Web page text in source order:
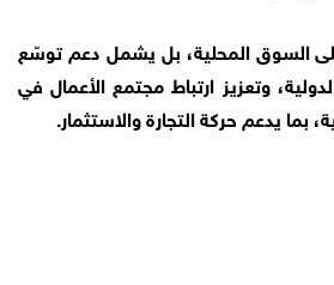
السوق المحلية، بل يشمل دعم توسّع
وتعزيز ارتباط مجتمع الأعمال في
بما يدعم حركة التجارة والاستثمار.